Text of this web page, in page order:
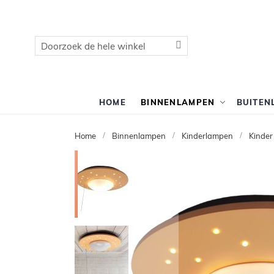
Zoek
HOME BINNENLAMPEN
Home Binnenlampen Kinderlampen
naar
het
einde
van
de
afbeeldingen-
gallerij